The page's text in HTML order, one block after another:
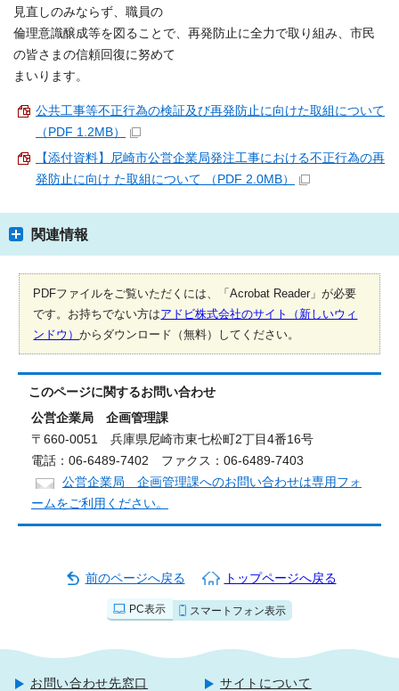
見直しのみならず、職員の
倫理意識醸成等を図ることで、再発防止に全力で取り組み、市民
の皆さまの信頼回復に努めて
まいります。
公共工事等不正行為の検証及び再発防止に向けた取組について
（PDF 1.2MB）
【添付資料】尼崎市公営企業局発注工事における不正行為の再
発防止に向け た取組について （PDF 2.0MB）
関連情報
PDFファイルをご覧いただくには、「Acrobat Reader」が必要
です。お持ちでない方はアドビ株式会社のサイト（新しいウィ
ンドウ）からダウンロード（無料）してください。
このページに関するお問い合わせ
公営企業局 企画管理課
〒660-0051 兵庫県尼崎市東七松町2丁目4番16号
電話：06-6489-7402 ファクス：06-6489-7403
公営企業局 企画管理課へのお問い合わせは専用フォ
ームをご利用ください。
前のページへ戻る トップページへ戻る
PC表示 スマートフォン表示
お問い合わせ先窓口 サイトについて